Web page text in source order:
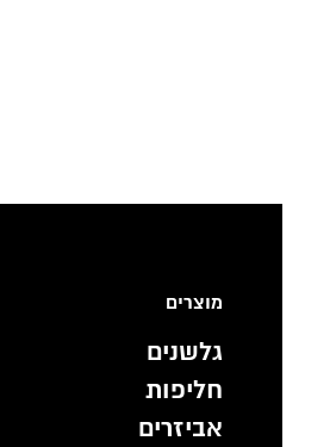
מוצרים
גלשנים
חליפות
אביזרים